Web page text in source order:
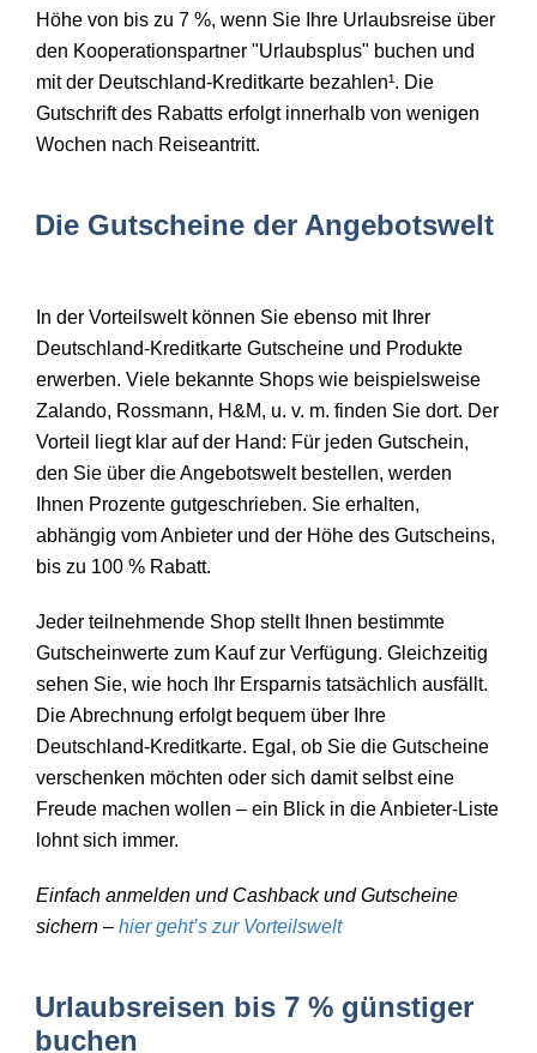
Höhe von bis zu 7 %, wenn Sie Ihre Urlaubsreise über
den Kooperationspartner "Urlaubsplus" buchen und
mit der Deutschland-Kreditkarte bezahlen¹. Die
Gutschrift des Rabatts erfolgt innerhalb von wenigen
Wochen nach Reiseantritt.
Die Gutscheine der Angebotswelt
In der Vorteilswelt können Sie ebenso mit Ihrer
Deutschland-Kreditkarte Gutscheine und Produkte
erwerben. Viele bekannte Shops wie beispielsweise
Zalando, Rossmann, H&M, u. v. m. finden Sie dort. Der
Vorteil liegt klar auf der Hand: Für jeden Gutschein,
den Sie über die Angebotswelt bestellen, werden
Ihnen Prozente gutgeschrieben. Sie erhalten,
abhängig vom Anbieter und der Höhe des Gutscheins,
bis zu 100 % Rabatt.
Jeder teilnehmende Shop stellt Ihnen bestimmte
Gutscheinwerte zum Kauf zur Verfügung. Gleichzeitig
sehen Sie, wie hoch Ihr Ersparnis tatsächlich ausfällt.
Die Abrechnung erfolgt bequem über Ihre
Deutschland-Kreditkarte. Egal, ob Sie die Gutscheine
verschenken möchten oder sich damit selbst eine
Freude machen wollen – ein Blick in die Anbieter-Liste
lohnt sich immer.
Einfach anmelden und Cashback und Gutscheine
sichern – hier geht’s zur Vorteilswelt
Urlaubsreisen bis 7 % günstiger
buchen